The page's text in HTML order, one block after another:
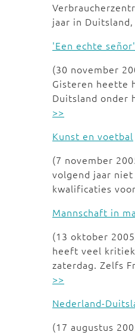
jaar in
'Een echte señor'
(30 november
Gisteren heette
Duitsland onder
>>
Kunst en voetbal
(7 november
volgend jaar
kwalificaties
Mannschaft in
(13 oktober
heeft veel
zaterdag. Zelfs
>>
Nederland-
(17 augustus